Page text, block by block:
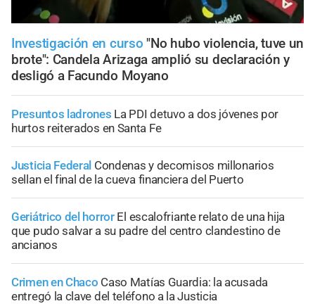
Investigación en curso "No hubo violencia, tuve un
brote": Candela Arizaga amplió su declaración y
desligó a Facundo Moyano
Presuntos ladrones La PDI detuvo a dos jóvenes por
hurtos reiterados en Santa Fe
Justicia Federal Condenas y decomisos millonarios
sellan el final de la cueva financiera del Puerto
Geriátrico del horror El escalofriante relato de una hija
que pudo salvar a su padre del centro clandestino de
ancianos
Crimen en Chaco Caso Matías Guardia: la acusada
entregó la clave del teléfono a la Justicia